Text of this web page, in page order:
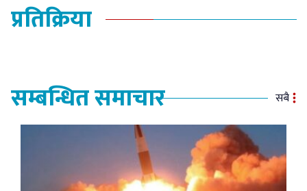
प्रतिक्रिया
सम्बन्धित समाचार सबै